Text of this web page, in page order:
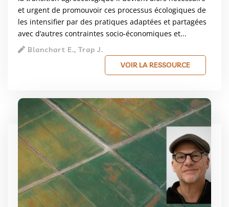
et urgent de promouvoir ces processus écologiques de
les intensifier par des pratiques adaptées et partagées
avec d’autres contraintes socio-économiques et...
Blanchart E., Trap J.
VOIR LA RESSOURCE